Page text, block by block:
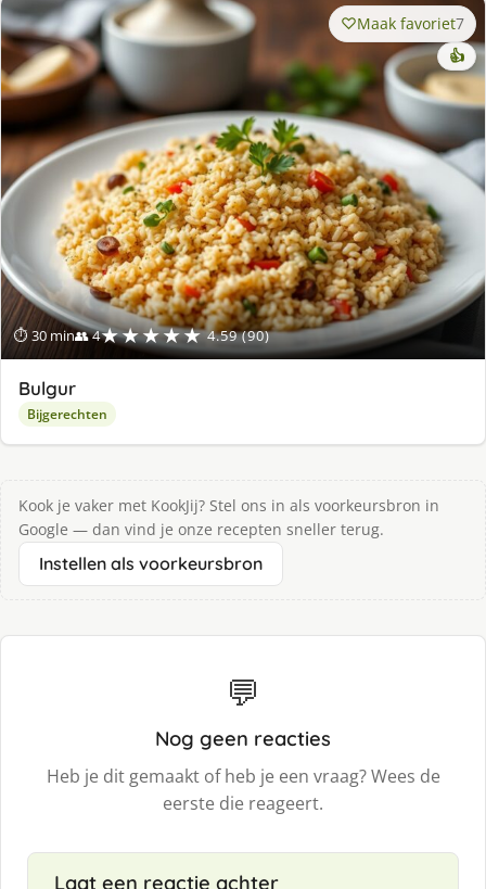
⏱ 30 min👥 4★★★★★ 4.59 (90)
Maak favoriet7
👍
Bulgur
Bijgerechten
Kook je vaker met KookJij? Stel ons in als voorkeursbron in
Google — dan vind je onze recepten sneller terug.
Instellen als voorkeursbron
💬
Nog geen reacties
Heb je dit gemaakt of heb je een vraag? Wees de
eerste die reageert.
Laat een reactie achter